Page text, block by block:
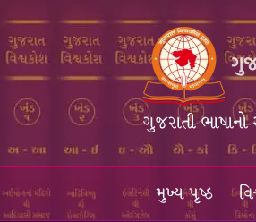
ગુજરાતી ભાષાનો
મુખ્ય પૃષ્ઠ